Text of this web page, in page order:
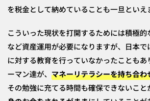
を税金として納めていることも一旦といえ
こういった現状を打開するためには積極
など資産運用が必要になりますが、日本
に対する教育を行っていなかったこともあ
ーマン達が、 マネーリテラシーを持ち合わ
その勉強に充てる時間も確保できないこ